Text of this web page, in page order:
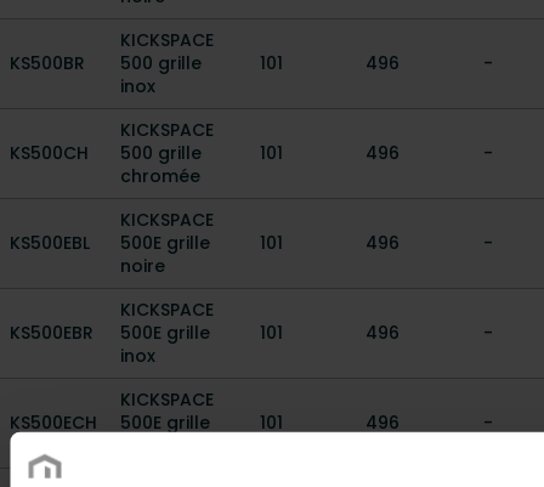
KS500BR
KICKSPACE
500 grille
inox
101 496 -
KS500CH
KICKSPACE
500 grille
chromée
101 496 -
KS500EBL
KICKSPACE
500E grille
noire
101 496 -
KS500EBR
KICKSPACE
500E grille
inox
101 496 -
KS500ECH
KICKSPACE
500E grille
101 496 -